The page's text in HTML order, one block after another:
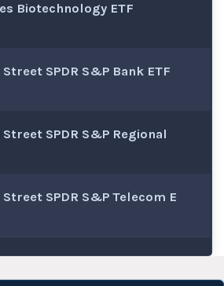
Biotechnology ETF
SPDR S&P Bank ETF
SPDR S&P Regional
SPDR S&P Telecom E